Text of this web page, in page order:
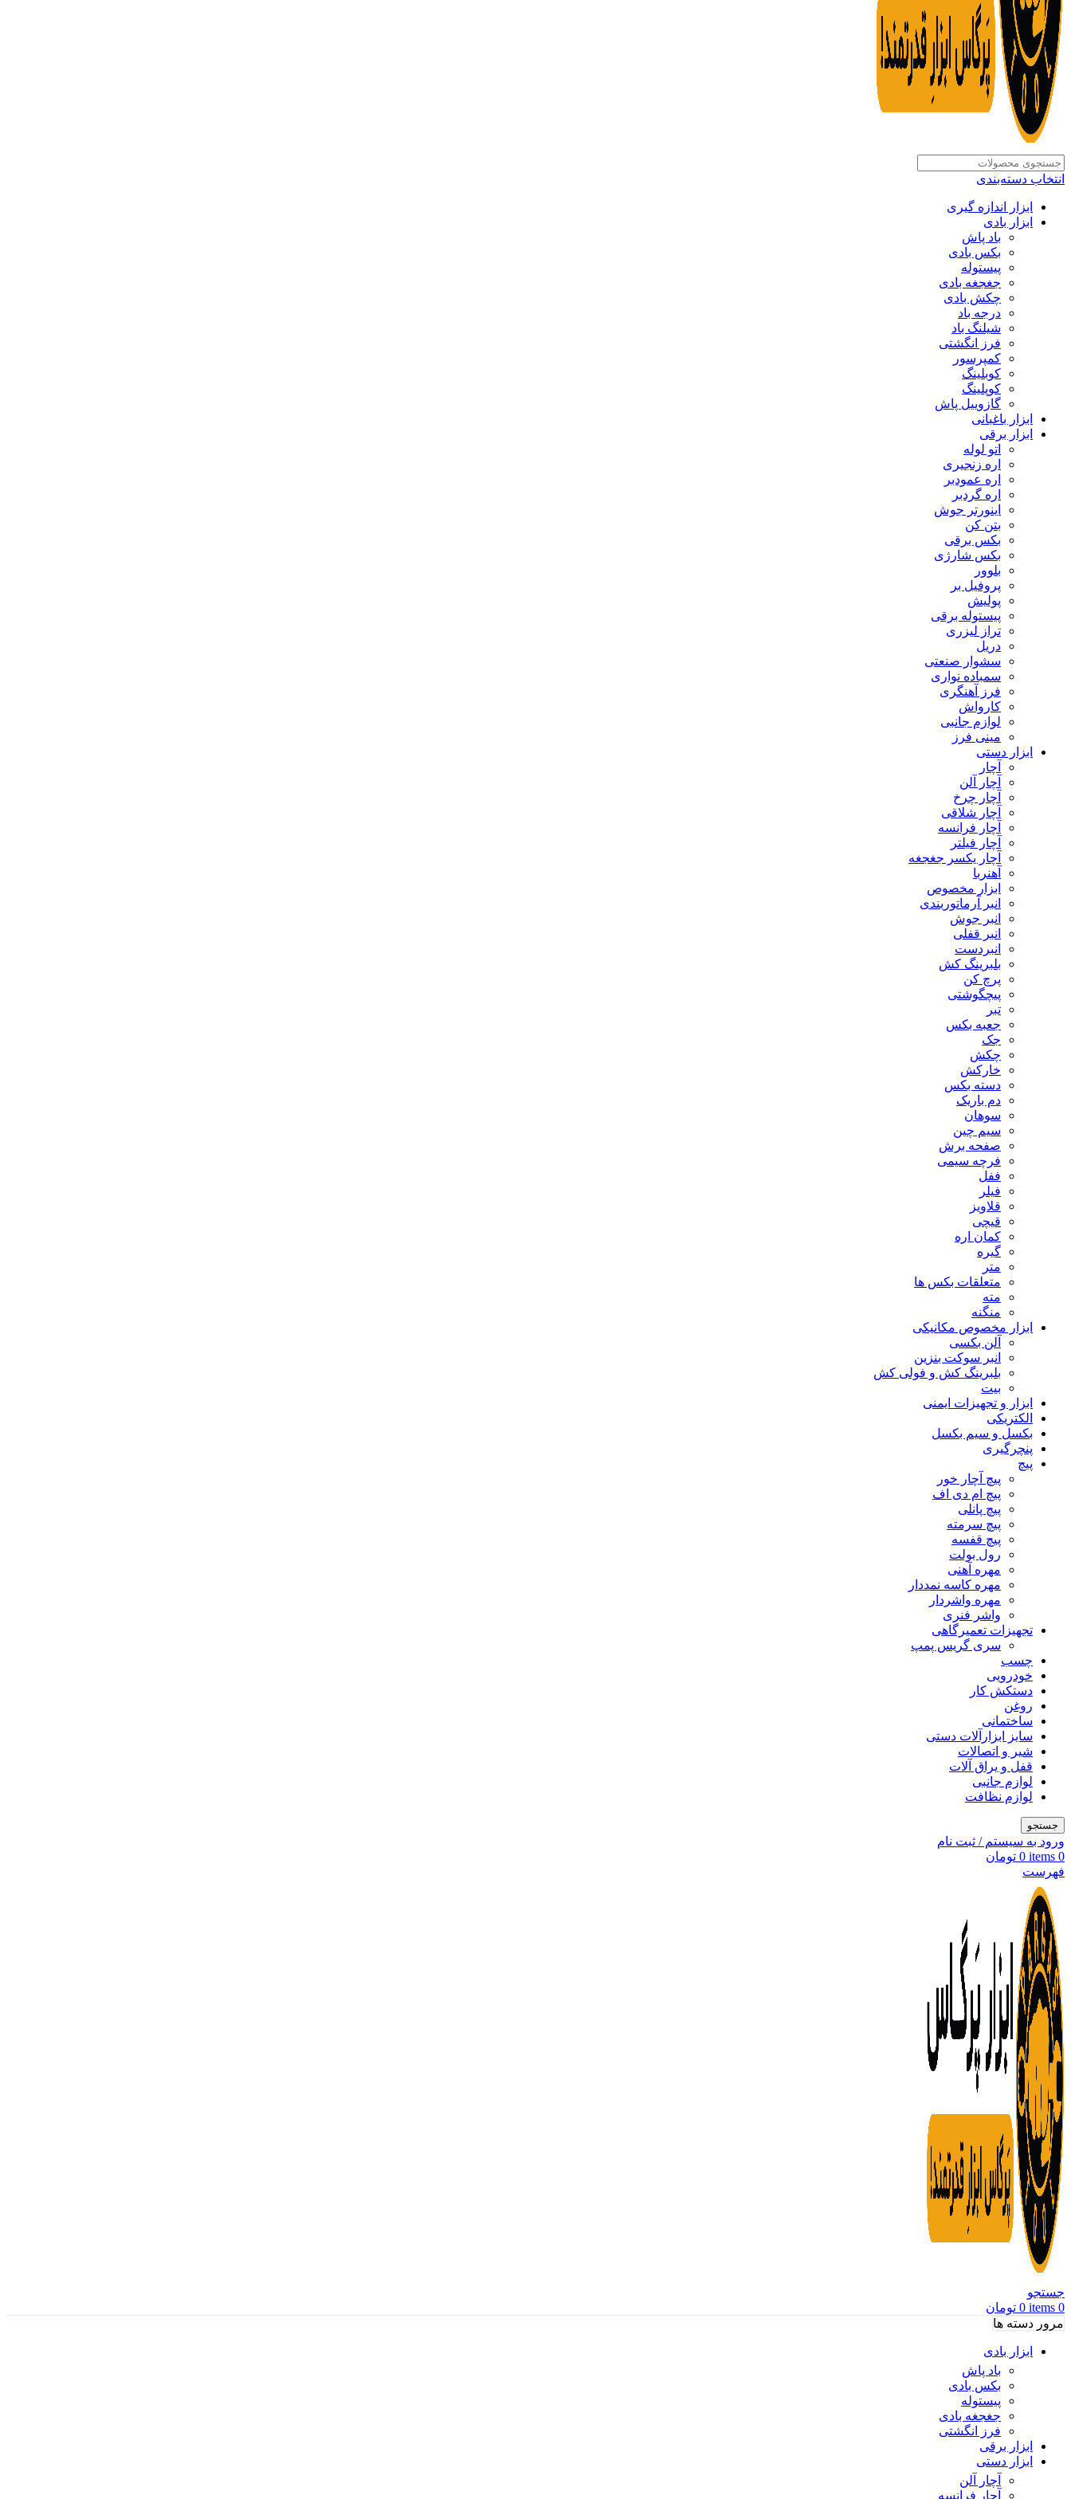
انتخاب دسته‌بندی
ابزار اندازه گیری
ابزار بادی
باد پاش
بکس بادی
پیستوله
جغجغه بادی
چکش بادی
درجه باد
شیلنگ باد
فرز انگشتی
کمپرسور
کوبلینگ
کوپلینگ
گازوییل پاش
ابزار باغبانی
ابزار برقی
اتو لوله
اره زنجیری
اره عمودبر
اره گردبر
اینورتر جوش
بتن کن
بکس برقی
بکس شارژی
بلوور
پروفیل بر
پولیش
پیستوله برقی
تراز لیزری
دریل
سشوار صنعتی
سمباده نواری
فرز آهنگری
کارواش
لوازم جانبی
مینی فرز
ابزار دستی
آچار
آچار آلن
آچار چرخ
آچار شلاقی
آچار فرانسه
آچار فیلتر
آچار یکسر جغجغه
آهنربا
ابزار مخصوص
انبر آرماتوربندی
انبر جوش
انبر قفلی
انبردست
بلبرینگ کش
پرچ کن
پیچگوشتی
تبر
جعبه بکس
جک
چکش
خارکش
دسته بکس
دم باریک
سوهان
سیم چین
صفحه برش
فرچه سیمی
ففل
فیلر
قلاویز
قیچی
کمان اره
گیره
متر
متعلقات بکس ها
مته
منگنه
ابزار مخصوص مکانیکی
آلن بکسی
انبر سوکت بنزین
بلبرینگ کش و فولی کش
بیت
ابزار و تجهیزات ایمنی
الکتریکی
بکسل و سیم بکسل
پنچرگیری
پیچ
پیچ آچار خور
پیچ ام دی اف
پیچ پانلی
پیچ سرمته
پیچ قفسه
رول بولت
مهره آهنی
مهره کاسه نمددار
مهره واشردار
واشر فنری
تجهیزات تعمیرگاهی
سری گریس پمپ
چسب
خودرویی
دستکش کار
روغن
ساختمانی
سایز ابزارآلات دستی
شیر و اتصالات
قفل و یراق آلات
لوازم جانبی
لوازم نظافت
جستجو
ورود به سیستم / ثبت نام
0
items
0 تومان
فهرست
جستجو
0
items
0 تومان
مرور دسته ها
ابزار بادی
باد پاش
بکس بادی
پیستوله
جغجغه بادی
فرز انگشتی
ابزار برقی
ابزار دستی
آچار آلن
آچار فرانسه